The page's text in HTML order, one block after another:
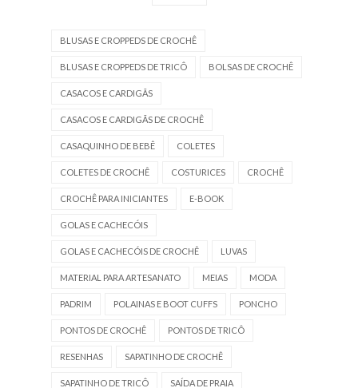
BLUSAS E CROPPEDS DE CROCHÊ
BLUSAS E CROPPEDS DE TRICÔ BOLSAS DE CROCHÊ
CASACOS E CARDIGÃS
CASACOS E CARDIGÃS DE CROCHÊ
CASAQUINHO DE BEBÊ COLETES
COLETES DE CROCHÊ COSTURICES CROCHÊ
CROCHÊ PARA INICIANTES E-BOOK
GOLAS E CACHECÓIS
GOLAS E CACHECÓIS DE CROCHÊ LUVAS
MATERIAL PARA ARTESANATO MEIAS MODA
PADRIM POLAINAS E BOOT CUFFS PONCHO
PONTOS DE CROCHÊ PONTOS DE TRICÔ
RESENHAS SAPATINHO DE CROCHÊ
SAPATINHO DE TRICÔ SAÍDA DE PRAIA